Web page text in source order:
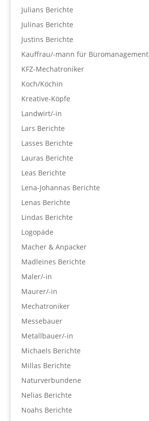
Julians Berichte
Julinas Berichte
Justins Berichte
Kauffrau/-mann für Büromanagement
KFZ-Mechatroniker
Koch/Köchin
Kreative-Köpfe
Landwirt/-in
Lars Berichte
Lasses Berichte
Lauras Berichte
Leas Berichte
Lena-Johannas Berichte
Lenas Berichte
Lindas Berichte
Logopäde
Macher & Anpacker
Madleines Berichte
Maler/-in
Maurer/-in
Mechatroniker
Messebauer
Metallbauer/-in
Michaels Berichte
Millas Berichte
Naturverbundene
Nelias Berichte
Noahs Berichte